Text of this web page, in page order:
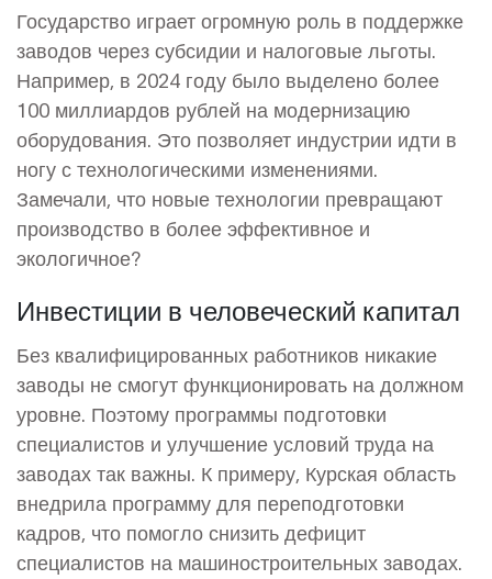
Государство играет огромную роль в поддержке
заводов через субсидии и налоговые льготы.
Например, в 2024 году было выделено более
100 миллиардов рублей на модернизацию
оборудования. Это позволяет индустрии идти в
ногу с технологическими изменениями.
Замечали, что новые технологии превращают
производство в более эффективное и
экологичное?
Инвестиции в человеческий капитал
Без квалифицированных работников никакие
заводы не смогут функционировать на должном
уровне. Поэтому программы подготовки
специалистов и улучшение условий труда на
заводах так важны. К примеру, Курская область
внедрила программу для переподготовки
кадров, что помогло снизить дефицит
специалистов на машиностроительных заводах.